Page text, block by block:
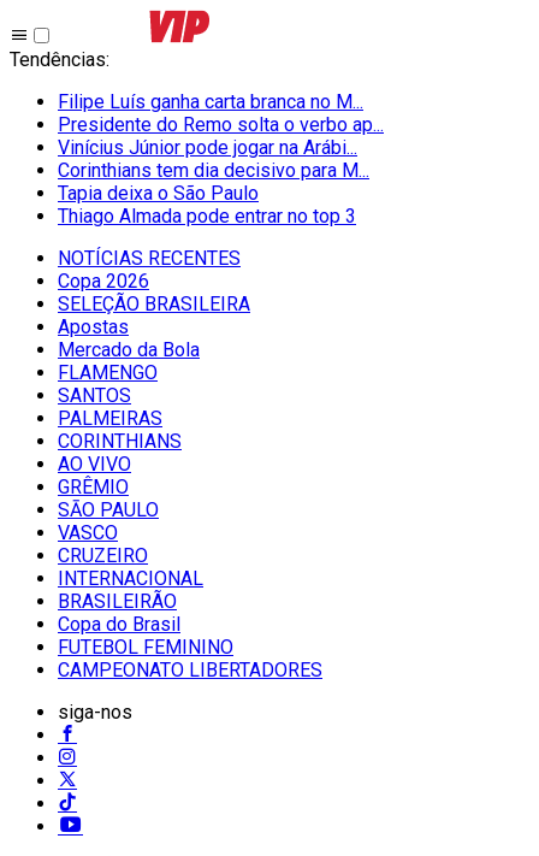
Tendências:
Filipe Luís ganha carta branca no M...
Presidente do Remo solta o verbo ap...
Vinícius Júnior pode jogar na Arábi...
Corinthians tem dia decisivo para M...
Tapia deixa o São Paulo
Thiago Almada pode entrar no top 3
NOTÍCIAS RECENTES
Copa 2026
SELEÇÃO BRASILEIRA
Apostas
Mercado da Bola
FLAMENGO
SANTOS
PALMEIRAS
CORINTHIANS
AO VIVO
GRÊMIO
SĀO PAULO
VASCO
CRUZEIRO
INTERNACIONAL
BRASILEIRÃO
Copa do Brasil
FUTEBOL FEMININO
CAMPEONATO LIBERTADORES
siga-nos